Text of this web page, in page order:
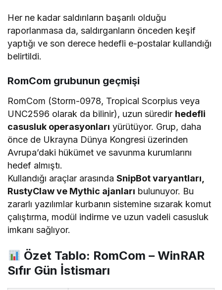
Her ne kadar saldırıların başarılı olduğu
raporlanmasa da, saldırganların önceden keşif
yaptığı ve son derece hedefli e-postalar kullandığı
belirtildi.
RomCom grubunun geçmişi
RomCom (Storm-0978, Tropical Scorpius veya
UNC2596 olarak da bilinir), uzun süredir hedefli
casusluk operasyonları yürütüyor. Grup, daha
önce de Ukrayna Dünya Kongresi üzerinden
Avrupa’daki hükümet ve savunma kurumlarını
hedef almıştı.
Kullandığı araçlar arasındaSnipBot varyantları,
RustyClaw ve Mythic ajanları bulunuyor. Bu
zararlı yazılımlar kurbanın sistemine sızarak komut
çalıştırma, modül indirme ve uzun vadeli casusluk
imkanı sağlıyor.
Özet Tablo: RomCom – WinRAR
Sıfır Gün İstismarı